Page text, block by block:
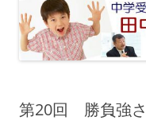
第20回 勝負強さ